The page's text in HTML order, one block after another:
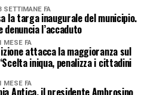
SETTIMANE FA
la targa inaugurale del municipio.
denuncia l’accaduto
MESE FA
attacca la maggioranza sul
iniqua, penalizza i cittadini
MESE FA
Antica, il presidente Ambrosino